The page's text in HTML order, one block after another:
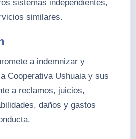
sistemas independientes,
similares.
a indemnizar y
Cooperativa Ushuaia y sus
a reclamos, juicios,
daños y gastos